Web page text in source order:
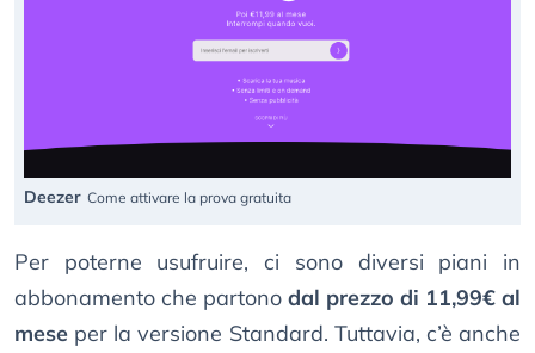
Deezer Come attivare la prova gratuita
Per poterne usufruire, ci sono diversi piani in
abbonamento che partono dal prezzo di 11,99€ al
mese per la versione Standard. Tuttavia, c’è anche